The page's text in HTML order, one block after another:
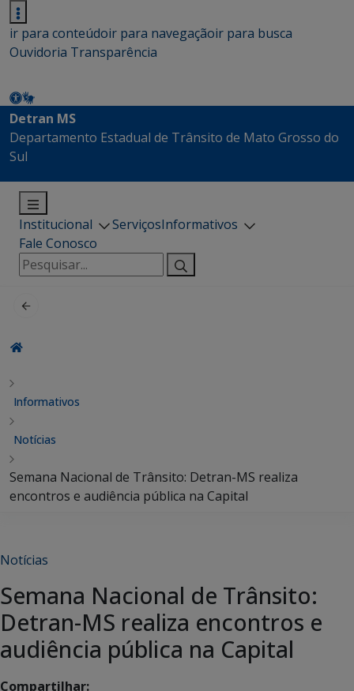
ir para conteúdoir para navegaçãoir para busca
Ouvidoria Transparência
Detran MS
Departamento Estadual de Trânsito de Mato Grosso do
Sul
Institucional ServiçosInformativos
Fale Conosco
Pesquisar
por:
Informativos
Notícias
Semana Nacional de Trânsito: Detran-MS realiza
encontros e audiência pública na Capital
Notícias
Semana Nacional de Trânsito:
Detran-MS realiza encontros e
audiência pública na Capital
Compartilhar: